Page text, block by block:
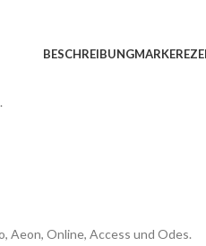
BESCHREIBUNGMARKE
Aeon, Online, Access und Odes.